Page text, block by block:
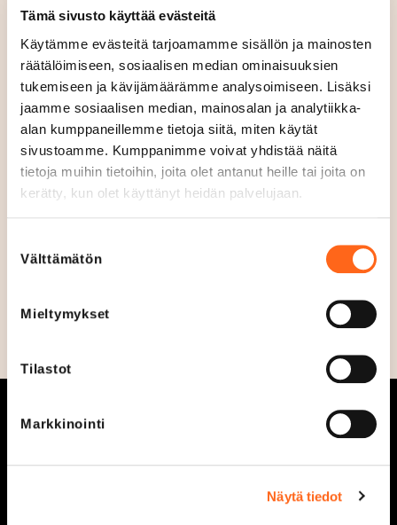
Tämä sivusto käyttää evästeitä
Käytämme evästeitä tarjoamamme sisällön ja mainosten
räätälöimiseen, sosiaalisen median ominaisuuksien
tukemiseen ja kävijämäärämme analysoimiseen. Lisäksi
jaamme sosiaalisen median, mainosalan ja analytiikka-
alan kumppaneillemme tietoja siitä, miten käytät
sivustoamme. Kumppanimme voivat yhdistää näitä
tietoja muihin tietoihin, joita olet antanut heille tai joita on
kerätty, kun olet käyttänyt heidän palvelujaan.
valinta
Välttämätön
Mieltymykset
Tilastot
Markkinointi
Näytä tiedot
Sijainti
Kerros 1
Avoinna tänään
u
l
t
u
10.30-21
Aukioloajat
Ma - La 10.30- 21
Puhelin